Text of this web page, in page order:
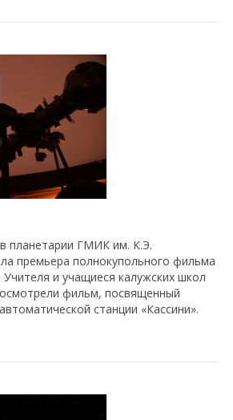
планетарии ГМИК им. К.Э.
премьера полнокупольного фильма
и учащиеся калужских школ
фильм, посвященный
станции «Кассини».